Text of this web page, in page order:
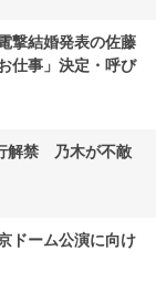
撃結婚発表の佐藤
仕事」決定・呼び
解禁 乃木が不敵
ドーム公演に向け